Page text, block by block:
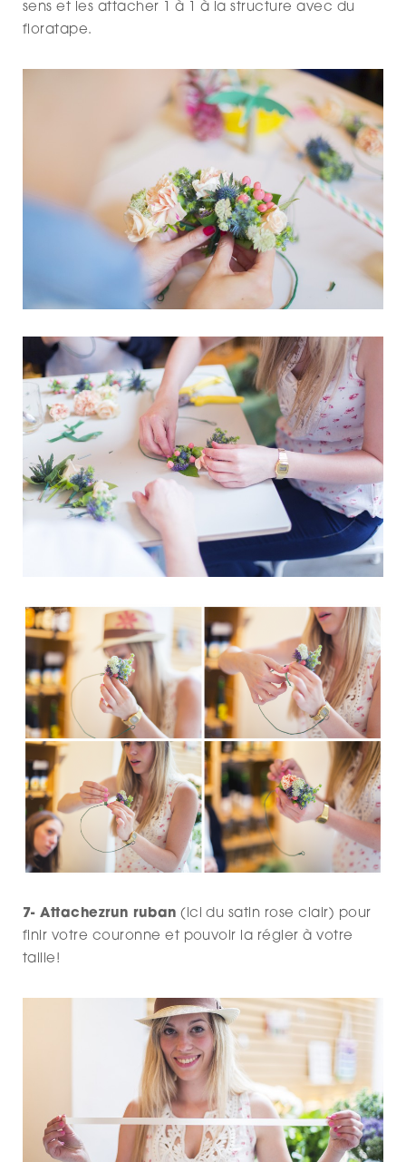
sens et les attacher 1 à 1 à la structure avec du
floratape.
7- Attachezrun ruban (ici du satin rose clair) pour
finir votre couronne et pouvoir la régler à votre
taille!